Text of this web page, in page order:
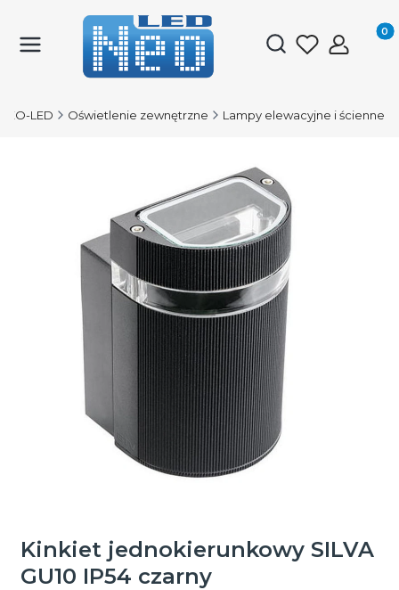
Otwórz
NEO-LED Oświetlenie zewnętrzne Lampy elewacyjne i ścienne
Kinkiet jednokierunkowy SILVA
GU10 IP54 czarny